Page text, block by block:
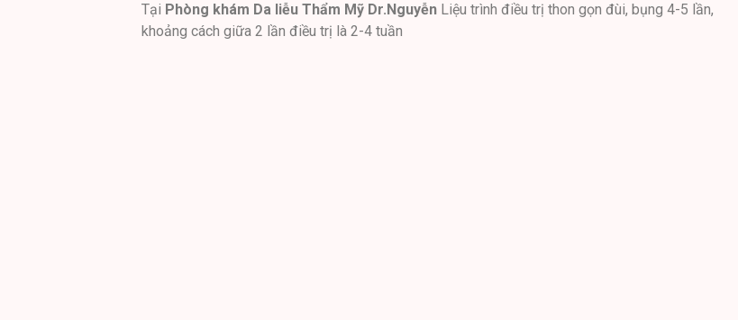
Tại Phòng khám Da liễu Thẩm Mỹ Dr.Nguyễn Liệu trình điều trị thon gọn đùi, bụng 4-5 lần,
khoảng cách giữa 2 lần điều trị là 2-4 tuần